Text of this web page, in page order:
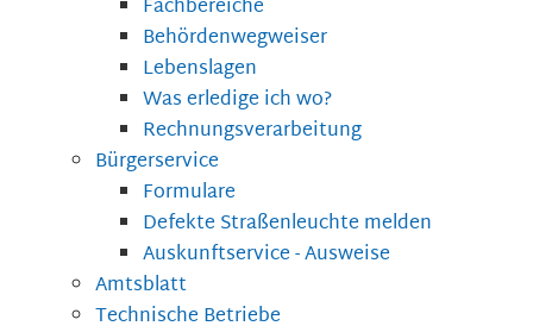
Fachbereiche
Behördenwegweiser
Lebenslagen
Was erledige ich wo?
Rechnungsverarbeitung
Bürgerservice
Formulare
Defekte Straßenleuchte melden
Auskunftservice - Ausweise
Amtsblatt
Technische Betriebe